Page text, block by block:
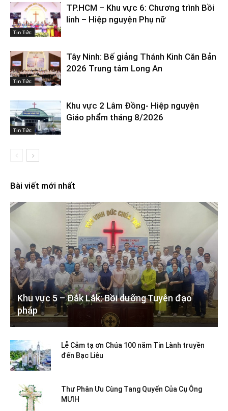
Tin Tức
TP.HCM – Khu vực 6: Chương trình Bồi
linh – Hiệp nguyện Phụ nữ
Tin Tức
Tây Ninh: Bế giảng Thánh Kinh Căn Bản
2026 Trung tâm Long An
Tin Tức
Khu vực 2 Lâm Đồng- Hiệp nguyện
Giáo phẩm tháng 8/2026
Bài viết mới nhất
Khu vực 5 – Đắk Lắk: Bồi dưỡng Tuyên đạo
pháp
Lễ Cảm tạ ơn Chúa 100 năm Tin Lành truyền
đến Bạc Liêu
Thư Phân Ưu Cùng Tang Quyến Của Cụ Ông
MƯIH